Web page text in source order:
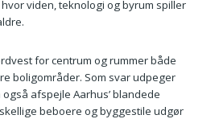
viden, teknologi og byrum spiller
for centrum og rummer både
boligområder. Som svar udpeger
afspejle Aarhus’ blandede
beboere og byggestile udgør